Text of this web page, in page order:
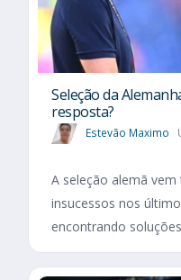
Seleção da
resposta?
Estevão Maximo
A seleção alemã
insucessos nos
encontrando